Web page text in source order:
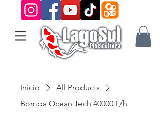
Início
All Products
Bomba Ocean Tech 40000 L/h